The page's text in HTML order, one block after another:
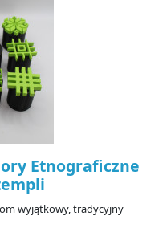
Etnograficzne
wyjątkowy, tradycyjny